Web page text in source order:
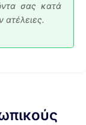
σας κατά
ατέλειες.